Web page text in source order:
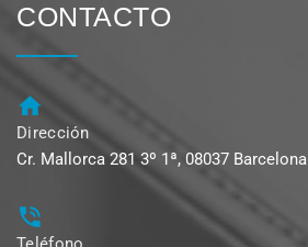
CONTACTO
Dirección
Cr. Mallorca 281 3º 1ª, 08037 Barcelona